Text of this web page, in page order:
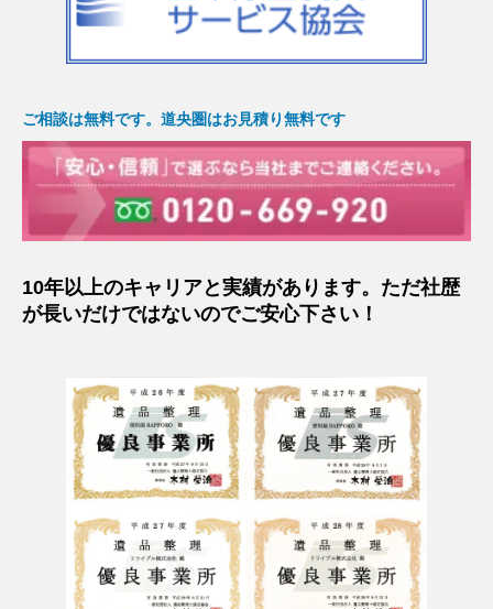
ご相談は無料です。道央圏はお見積り無料です
10年以上のキャリアと実績があります。ただ社歴
が長いだけではないのでご安心下さい！